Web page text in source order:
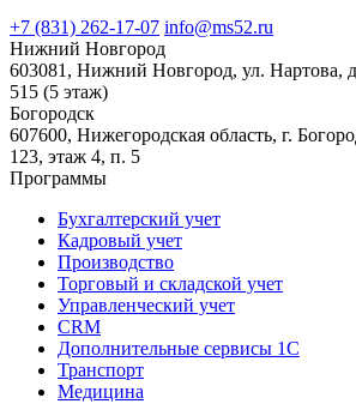
+7 (831) 262-17-07 info@ms52.ru
Нижний Новгород
603081, Нижний Новгород, ул. Нартова,
515 (5 этаж)
Богородск
607600, Нижегородская область, г.
123, этаж 4, п. 5
Программы
Бухгалтерский учет
Кадровый учет
Производство
Торговый и складской учет
Управленческий учет
CRM
Дополнительные сервисы 1С
Транспорт
Медицина